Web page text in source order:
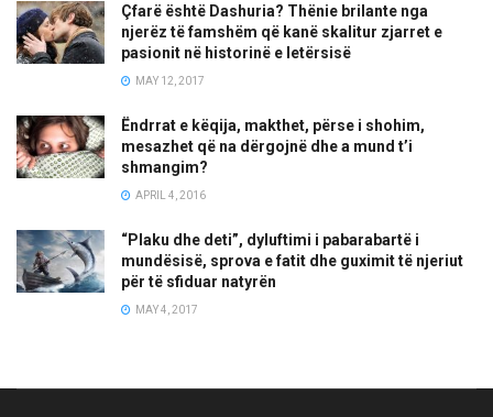
Çfarë është Dashuria? Thënie brilante nga
njerëz të famshëm që kanë skalitur zjarret e
pasionit në historinë e letërsisë
MAY 12, 2017
Ëndrrat e këqija, makthet, përse i shohim,
mesazhet që na dërgojnë dhe a mund t’i
shmangim?
APRIL 4, 2016
“Plaku dhe deti”, dyluftimi i pabarabartë i
mundësisë, sprova e fatit dhe guximit të njeriut
për të sfiduar natyrën
MAY 4, 2017